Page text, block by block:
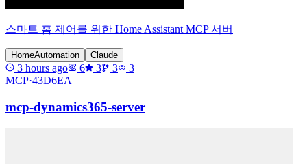
스마트 홈 제어를 위한 Home Assistant MCP 서버
HomeAutomation Claude
3 hours ago 6 3 3
3
MCP·43D6EA
mcp-dynamics365-server